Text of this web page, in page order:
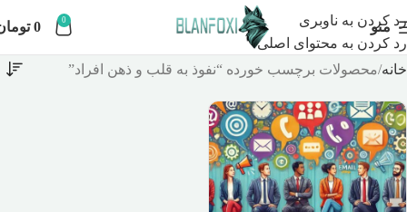
رد کردن به ناوبری
رد کردن به محتوای اصلی
منو 0
0
خانه محصولات برچسب خورده “نفوذ به قلب و ذهن افراد”